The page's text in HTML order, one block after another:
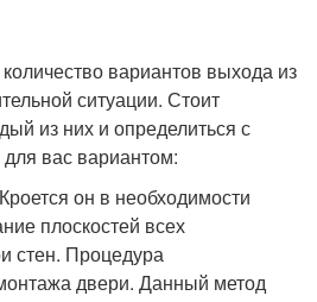
вариантов выхода из
ситуации. Стоит
из них и определиться с
вас вариантом:
он в необходимости
плоскостей всех
стен. Процедура
двери. Данный метод